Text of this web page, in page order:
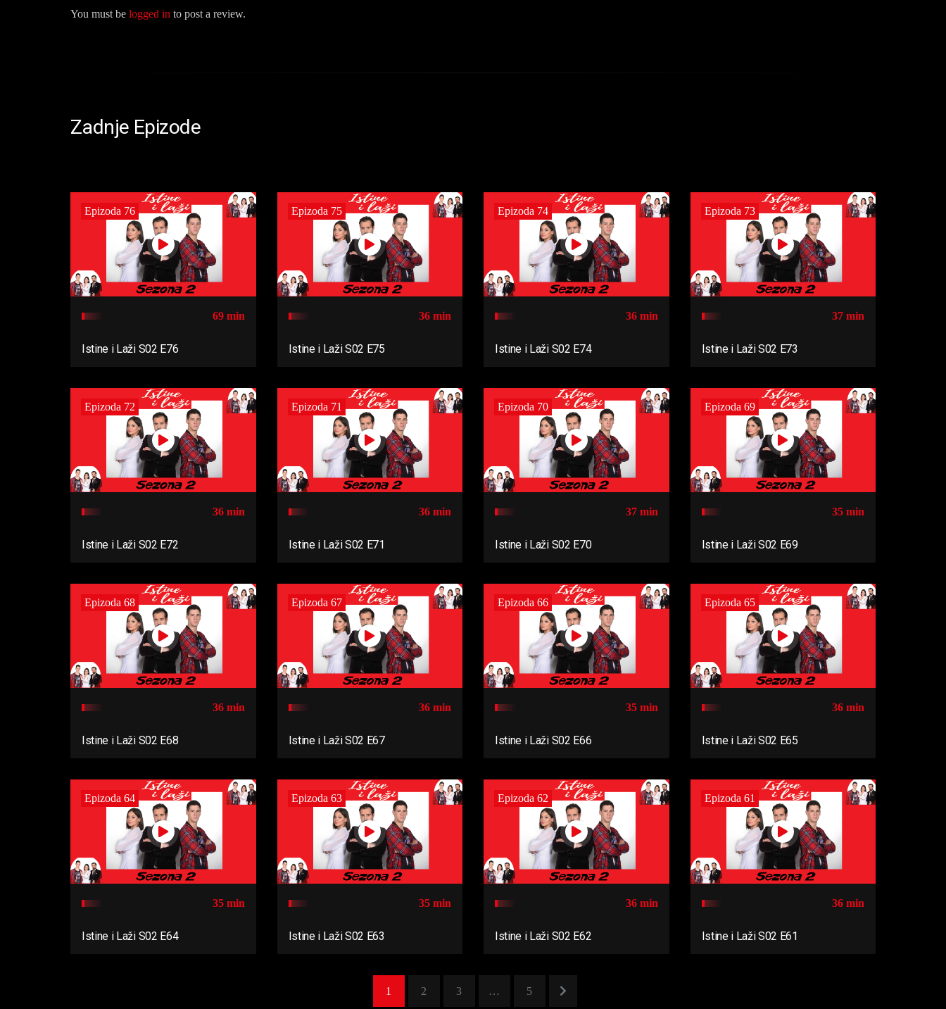
You must be logged in to post a review.
Zadnje Epizode
Epizoda 76
69 min
Istine i Laži S02 E76
Epizoda 75
36 min
Istine i Laži S02 E75
Epizoda 74
36 min
Istine i Laži S02 E74
Epizoda 73
37 min
Istine i Laži S02 E73
Epizoda 72
36 min
Istine i Laži S02 E72
Epizoda 71
36 min
Istine i Laži S02 E71
Epizoda 70
37 min
Istine i Laži S02 E70
Epizoda 69
35 min
Istine i Laži S02 E69
Epizoda 68
36 min
Istine i Laži S02 E68
Epizoda 67
36 min
Istine i Laži S02 E67
Epizoda 66
35 min
Istine i Laži S02 E66
Epizoda 65
36 min
Istine i Laži S02 E65
Epizoda 64
35 min
Istine i Laži S02 E64
Epizoda 63
35 min
Istine i Laži S02 E63
Epizoda 62
36 min
Istine i Laži S02 E62
Epizoda 61
36 min
Istine i Laži S02 E61
1 2 3 … 5